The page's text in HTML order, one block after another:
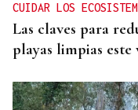
CUIDAR LOS
Las claves para
playas limpias este